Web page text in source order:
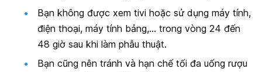
Bạn không được xem tivi hoặc sử dụng máy tính,
điện thoại, máy tính bảng,… trong vòng 24 đến
48 giờ sau khi làm phẫu thuật.
Bạn cũng nên tránh và hạn chế tối đa uống rượu